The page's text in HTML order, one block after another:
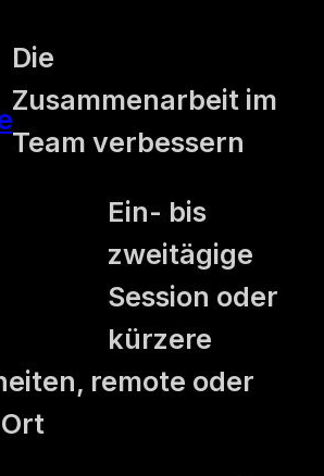
Die
Zusammenarbeit im
Team verbessern
Ein- bis
zweitägige
Session oder
kürzere
remote oder